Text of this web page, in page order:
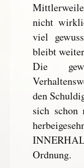
nicht
viel
bleibt
Die
den
sich
Ordnung.